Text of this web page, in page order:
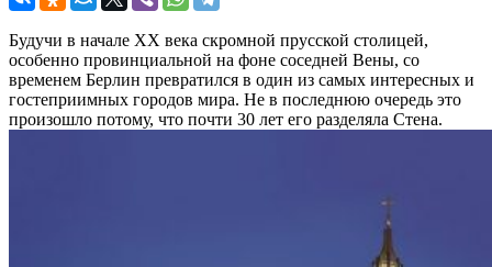
Будучи в начале XX века скромной прусской столицей,
особенно провинциальной на фоне соседней Вены, со
временем Берлин превратился в один из самых интересных и
гостеприимных городов мира. Не в последнюю очередь это
произошло потому, что почти 30 лет его разделяла Стена.